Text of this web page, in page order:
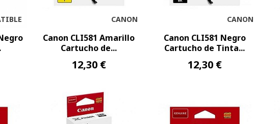
CANON
Canon CLI581 Amarillo
Cartucho de...
12,30 €
CANON
Canon CLI581 Negro
Cartucho de Tinta...
12,30 €